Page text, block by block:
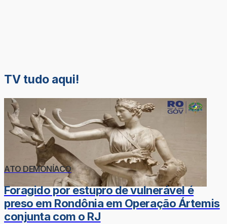
TV tudo aqui!
ATO DEMONÍACO
Foragido por estupro de vulnerável é
preso em Rondônia em Operação Ártemis
conjunta com o RJ